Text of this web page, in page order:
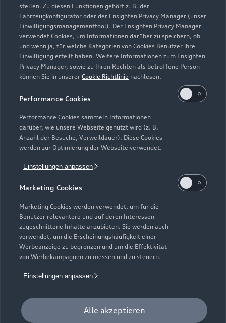
stellen. Zu diesen Funktionen gehört z. B. der
Fahrzeugkonfigurator oder der Ensighten Privacy Manager (unser
Einwilligungsmanagementtool). Der Ensighten Privacy Manager
verwendet Cookies, um Informationen darüber zu speichern, ob
und wenn ja, für welche Kategorien von Cookies Benutzer ihre
Einwilligung erteilt haben. Weitere Informationen zum Ensighten
Privacy Manager, sowie zu Ihren Rechten als betroffene Person
können Sie in unserer Cookie Richtlinie nachlesen.
Performance Cookies
Performance Cookies sammeln Informationen
darüber, wie unsere Webseite genutzt wird (z. B.
Anzahl der Besuche, Verweildauer). Diese Cookies
werden zur Optimierung der Webseite verwendet.
Einstellungen anpassen
Marketing Cookies
Marketing Cookies werden verwendet, um für die
Benutzer relevantere und auf deren Interessen
zugeschnittene Inhalte anzubieten. Sie werden auch
verwendet, um die Erscheinungshäufigkeit einer
Werbeanzeige zu begrenzen und um die Effektivität
von Werbekampagnen zu messen und zu steuern.
Einstellungen anpassen
Alle akzeptieren
Zurück nach oben
Modelle
Elektromodelle
Plug-in-Hybride
Neuwagensuche
Gebrauchtwagensuche
Geschäftskunden
Service & Zubehör
Saisonale Angebote
Audi Services
Garantie
Audi digital services
myAudi
Support
Audi Code
Häufige Fragen (FAQ)
Audi Online Beratung
Online-Terminvereinbarung
Servicekontakt
Bordbuch & Bedienungsanleitungen
Über Audi
Unternehmen
Karriere
Investor Relations
Audi erleben
© 2026 AUDI AG. Alle Rechte vorbehalten
Impressum Rechtliches
Cookie-Richtlinie
Digital Services Act
EU Data Act